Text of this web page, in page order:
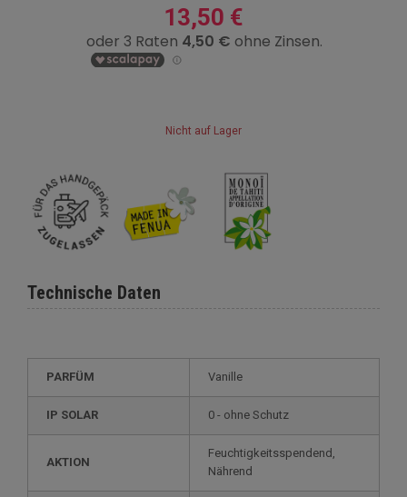
13,50 €
Nicht auf Lager
Technische Daten
PARFÜM Vanille
IP SOLAR 0 - ohne Schutz
AKTION
Feuchtigkeitsspendend,
Nährend